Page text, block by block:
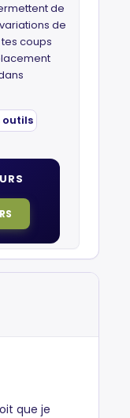
de
de
coups
que je